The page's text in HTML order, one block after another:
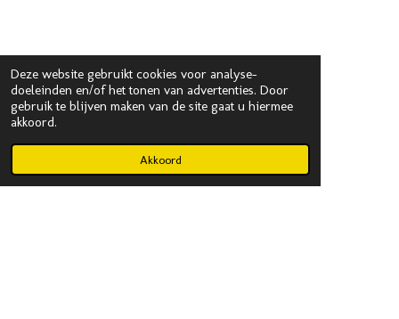
Deze website gebruikt cookies voor analyse-
doeleinden en/of het tonen van advertenties. Door
gebruik te blijven maken van de site gaat u hiermee
akkoord.
Akkoord